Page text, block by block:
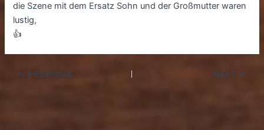
die Szene mit dem Ersatz Sohn und der Großmutter waren
lustig,
👍
PREVIOUS NEXT